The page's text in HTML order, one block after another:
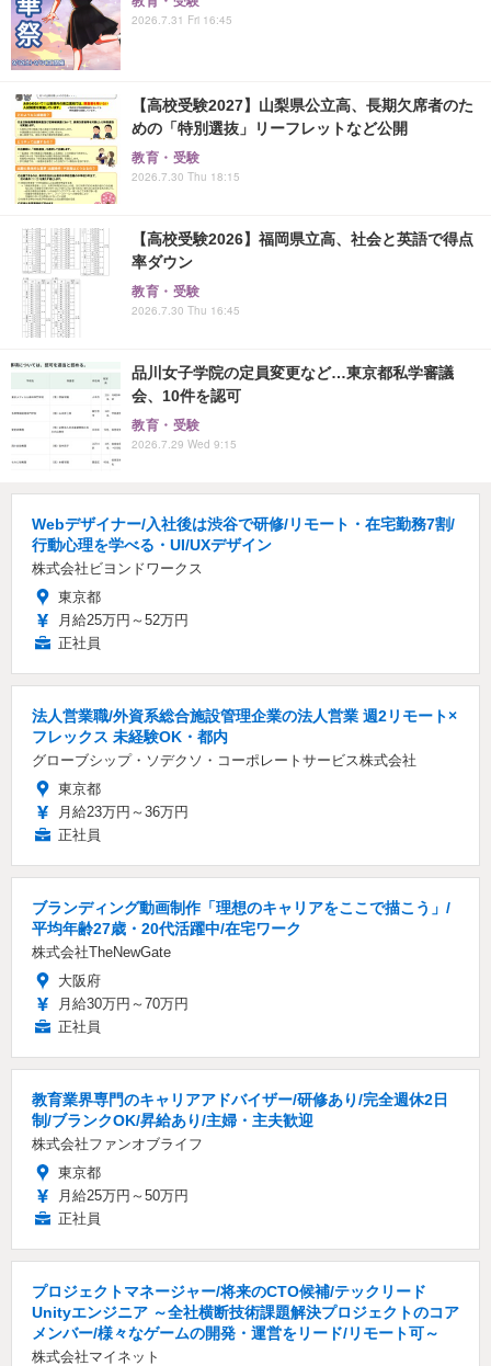
2026.7.31 Fri 16:45
【高校受験2027】山梨県公立高、長期欠席者のた
めの「特別選抜」リーフレットなど公開
教育・受験
2026.7.30 Thu 18:15
【高校受験2026】福岡県立高、社会と英語で得点
率ダウン
教育・受験
2026.7.30 Thu 16:45
品川女子学院の定員変更など…東京都私学審議
会、10件を認可
教育・受験
2026.7.29 Wed 9:15
Webデザイナー/入社後は渋谷で研修/リモート・在宅勤務7割/
行動心理を学べる・UI/UXデザイン
株式会社ビヨンドワークス
東京都
月給25万円～52万円
正社員
法人営業職/外資系総合施設管理企業の法人営業 週2リモート×
フレックス 未経験OK・都内
グローブシップ・ソデクソ・コーポレートサービス株式会社
東京都
月給23万円～36万円
正社員
ブランディング動画制作「理想のキャリアをここで描こう」/
平均年齢27歳・20代活躍中/在宅ワーク
株式会社TheNewGate
大阪府
月給30万円～70万円
正社員
教育業界専門のキャリアアドバイザー/研修あり/完全週休2日
制/ブランクOK/昇給あり/主婦・主夫歓迎
株式会社ファンオブライフ
東京都
月給25万円～50万円
正社員
プロジェクトマネージャー/将来のCTO候補/テックリード
Unityエンジニア ～全社横断技術課題解決プロジェクトのコア
メンバー/様々なゲームの開発・運営をリード/リモート可～
株式会社マイネット